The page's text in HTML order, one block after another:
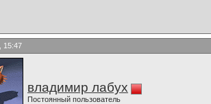
15:47
владимир лабух
Постоянный пользователь